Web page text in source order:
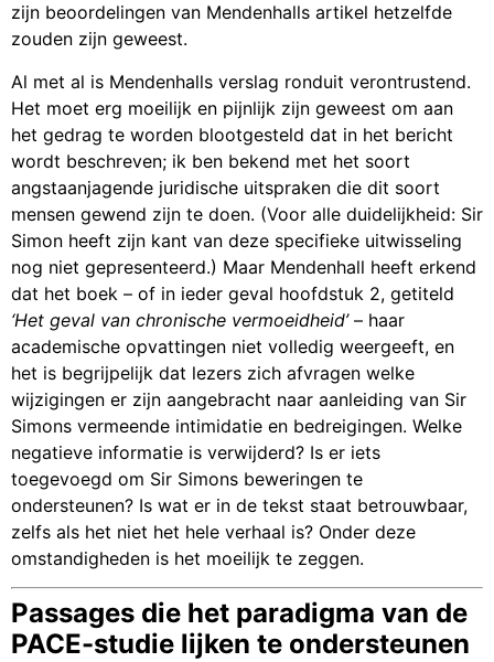
zijn beoordelingen van Mendenhalls artikel hetzelfde
zouden zijn geweest.
Al met al is Mendenhalls verslag ronduit verontrustend.
Het moet erg moeilijk en pijnlijk zijn geweest om aan
het gedrag te worden blootgesteld dat in het bericht
wordt beschreven; ik ben bekend met het soort
angstaanjagende juridische uitspraken die dit soort
mensen gewend zijn te doen. (Voor alle duidelijkheid: Sir
Simon heeft zijn kant van deze specifieke uitwisseling
nog niet gepresenteerd.) Maar Mendenhall heeft erkend
dat het boek – of in ieder geval hoofdstuk 2, getiteld
‘Het geval van chronische vermoeidheid’ – haar
academische opvattingen niet volledig weergeeft, en
het is begrijpelijk dat lezers zich afvragen welke
wijzigingen er zijn aangebracht naar aanleiding van Sir
Simons vermeende intimidatie en bedreigingen. Welke
negatieve informatie is verwijderd? Is er iets
toegevoegd om Sir Simons beweringen te
ondersteunen? Is wat er in de tekst staat betrouwbaar,
zelfs als het niet het hele verhaal is? Onder deze
omstandigheden is het moeilijk te zeggen.
Passages die het paradigma van de
PACE-studie lijken te ondersteunen